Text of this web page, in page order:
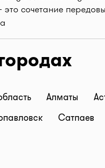
сочетание
Алматы
Сатпаев